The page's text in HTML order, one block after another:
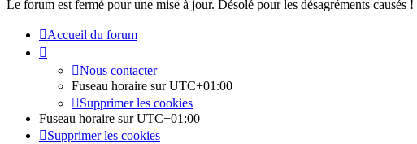
Le forum est fermé pour une mise à jour. Désolé pour les désagréments causés !
Accueil du forum
Nous contacter
Fuseau horaire surUTC+01:00
Supprimer les cookies
Fuseau horaire surUTC+01:00
Supprimer les cookies